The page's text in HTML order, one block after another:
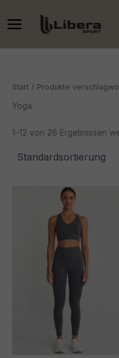
Inhalt
springen
Start / Produkte
Yoga
1–12 von 26 Ergebnissen